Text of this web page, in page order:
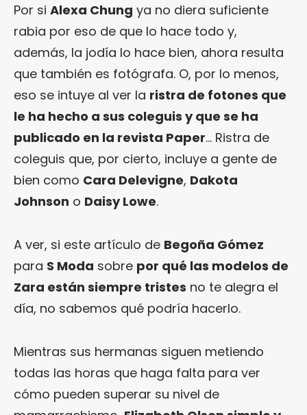
Por si Alexa Chung ya no diera suficiente
rabia por eso de que lo hace todo y,
además, la jodía lo hace bien, ahora resulta
que también es fotógrafa. O, por lo menos,
eso se intuye al ver la ristra de fotones que
le ha hecho a sus coleguis y que se ha
publicado en la revista Paper… Ristra de
coleguis que, por cierto, incluye a gente de
bien como Cara Delevigne, Dakota
Johnson o Daisy Lowe.
A ver, si este artículo de Begoña Gómez
para S Moda sobre por qué las modelos de
Zara están siempre tristes no te alegra el
día, no sabemos qué podría hacerlo.
Mientras sus hermanas siguen metiendo
todas las horas que haga falta para ver
cómo pueden superar su nivel de